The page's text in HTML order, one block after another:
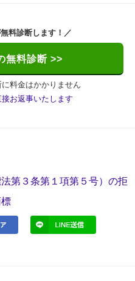
料診断します！／
無料診断 >>
料金はかかりません
お返事いたします
第３条第１項第５号）の拒